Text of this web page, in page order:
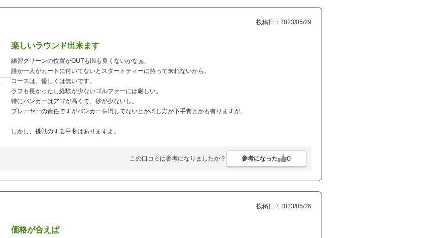
投稿日：2023/05/29
楽しいラウンド出来ます
練習グリーンの位置がOUTもINも良くないかなぁ。
誰か一人がカートに付いてないとスタートティーに持って来れないから。
コースは、優しくは無いです。
ラフも長かったし経験が少ないゴルファーには厳しい。
特にバンカーはアゴが高くて、砂が少ないし。
プレーヤーの責任ですがバンカーを均してないとか均し方が下手糞とかも有りますが。
しかし、挑戦のする甲斐はありますよ。
この口コミは参考になりましたか？ 参考になった 0
投稿日：2023/05/26
価格が合えば